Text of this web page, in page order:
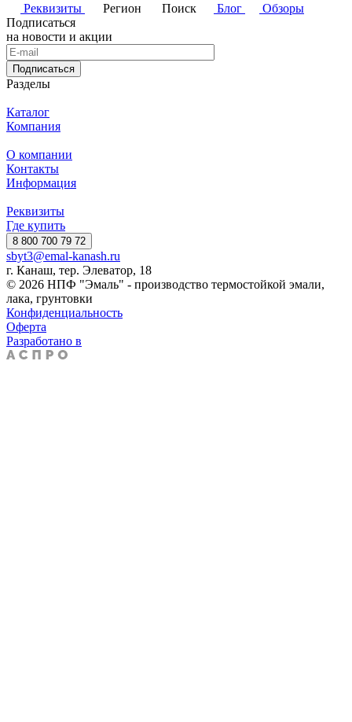
Реквизиты
Регион Поиск Блог
Обзоры
Подписаться
на новости и акции
Подписаться
Разделы
Каталог
Компания
О компании
Контакты
Информация
Реквизиты
Где купить
8 800 700 79 72
sbyt3@emal-kanash.ru
г. Канаш, тер. Элеватор, 18
© 2026 НПФ "Эмаль" - производство термостойкой эмали,
лака, грунтовки
Конфиденциальность
Оферта
Разработано в